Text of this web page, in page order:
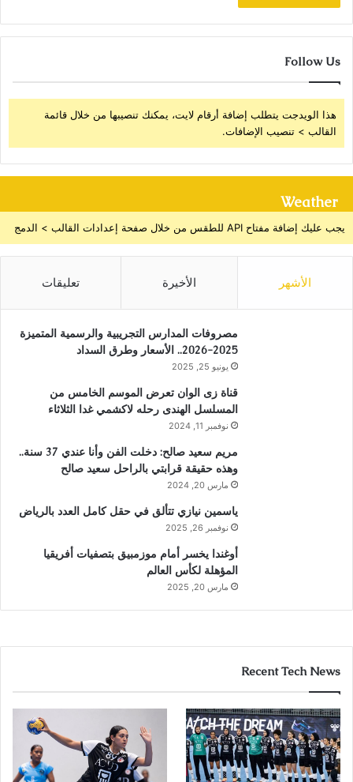
Follow Us
هذا الويدجت يتطلب إضافة أرقام لايت، يمكنك تنصيبها من خلال قائمة
القالب > تنصيب الإضافات.
Weather
يجب عليك إضافة مفتاح API للطقس من خلال صفحة إعدادات القالب > الدمج
الأشهر الأخيرة تعليقات
مصروفات المدارس التجريبية والرسمية المتميزة
2025-2026.. الأسعار وطرق السداد
يونيو 25, 2025
قناة زى الوان تعرض الموسم الخامس من
المسلسل الهندى رحله لاكشمي غدا الثلاثاء
نوفمبر 11, 2024
مريم سعيد صالح: دخلت الفن وأنا عندي 37 سنة..
وهذه حقيقة قرابتي بالراحل سعيد صالح
مارس 20, 2024
ياسمين نيازي تتألق في حقل كامل العدد بالرياض
نوفمبر 26, 2025
أوغندا يخسر أمام موزمبيق بتصفيات أفريقيا
المؤهلة لكأس العالم
مارس 20, 2025
Recent Tech News